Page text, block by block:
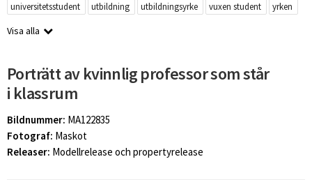
universitetsstudent
utbildning utbildningsyrke vuxen student yrken
Visa alla
Porträtt av kvinnlig professor som står
i klassrum
Bildnummer: MA122835
Fotograf: Maskot
Releaser: Modellrelease och propertyrelease